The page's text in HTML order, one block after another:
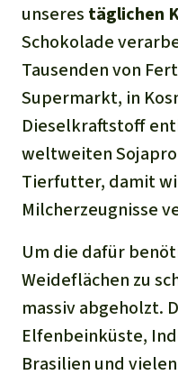
unseres täglichen
Schokolade
Tausenden von
Supermarkt, in
Dieselkraftstoff
weltweiten
Tierfutter, damit
Milcherzeugnisse
Um die dafür
Weideflächen zu
massiv abgeholzt.
Elfenbeinküste,
Brasilien und